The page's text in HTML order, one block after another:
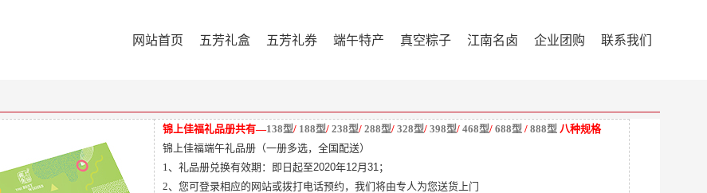
网站首页 五芳礼盒 五芳礼券 端午特产 真空粽子 江南名卤 企业团购 联系我们
锦上佳福礼品册共有—138型/ 188型/ 238型/ 288型/ 328型/ 398型/ 468型/ 688型 / 888型 八种规格
锦上佳福端午礼品册（一册多选，全国配送）
1、礼品册兑换有效期：
即日起至2020年12月31；
2、您可登录相应的网站或拨打电话预约，我们将由专人为您送货上门